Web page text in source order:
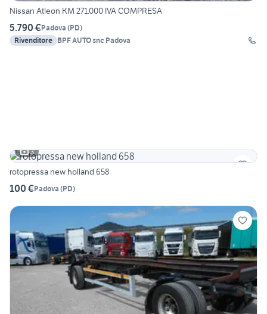
Nissan Atleon KM 271.000 IVA COMPRESA
5.790 €Padova (PD)
Rivenditore
BPF AUTO snc Padova
3
rotopressa new holland 658
100 €Padova (PD)